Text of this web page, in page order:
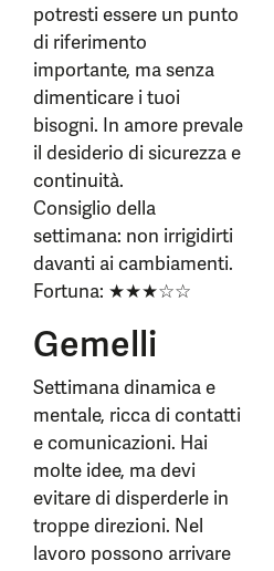
potresti essere un punto
di riferimento
importante, ma senza
dimenticare i tuoi
bisogni. In amore prevale
il desiderio di sicurezza e
continuità.
Consiglio della
settimana: non irrigidirti
davanti ai cambiamenti.
Fortuna: ★★★☆☆
Gemelli
Settimana dinamica e
mentale, ricca di contatti
e comunicazioni. Hai
molte idee, ma devi
evitare di disperderle in
troppe direzioni. Nel
lavoro possono arrivare